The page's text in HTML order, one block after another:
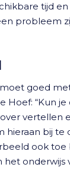
tijd
probleem
moet goed
Hoef: “Kun je
vertellen
hieraan bij te
ook toe
het onderwijs